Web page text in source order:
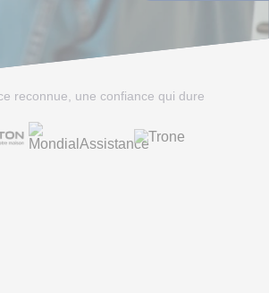
reconnue, une confiance qui dure